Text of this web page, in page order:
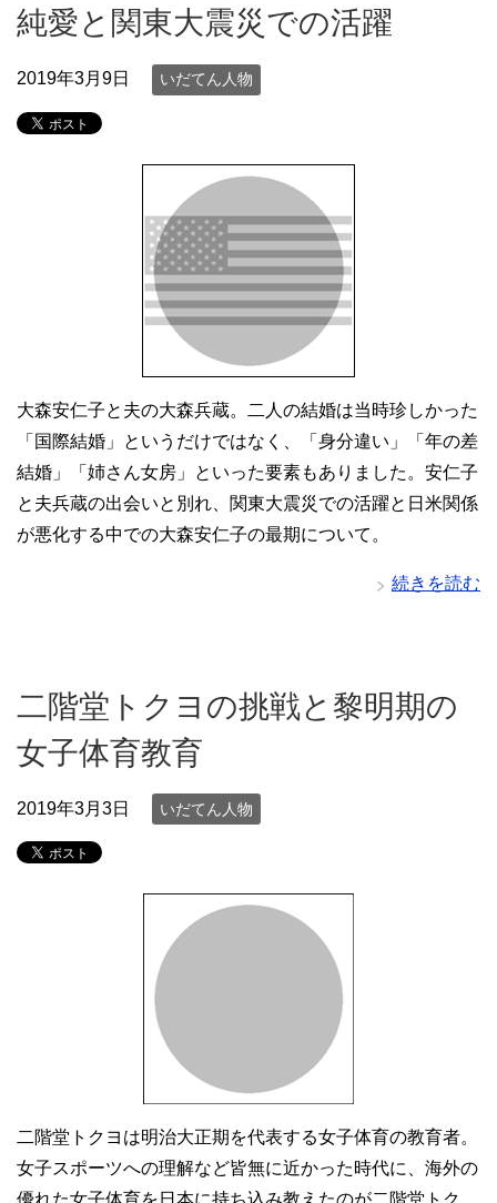
純愛と関東大震災での活躍
2019年3月9日 いだてん人物
大森安仁子と夫の大森兵蔵。二人の結婚は当時珍しかった
「国際結婚」というだけではなく、「身分違い」「年の差
結婚」「姉さん女房」といった要素もありました。安仁子
と夫兵蔵の出会いと別れ、関東大震災での活躍と日米関係
が悪化する中での大森安仁子の最期について。
続きを読む
二階堂トクヨの挑戦と黎明期の
女子体育教育
2019年3月3日 いだてん人物
二階堂トクヨは明治大正期を代表する女子体育の教育者。
女子スポーツへの理解など皆無に近かった時代に、海外の
優れた女子体育を日本に持ち込み教えたのが二階堂トク